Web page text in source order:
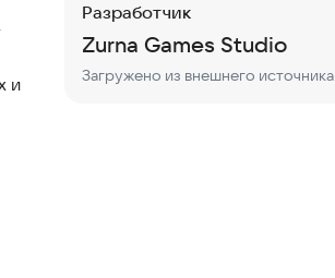
и
Разработчик
Zurna Games Studio
Загружено из внешнего источника